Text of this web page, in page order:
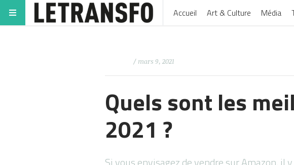
Accueil Art & Culture Média
/ mars 9, 2021
Quels sont les
2021 ?